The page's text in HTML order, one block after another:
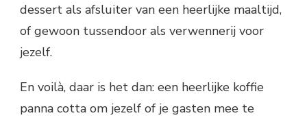
dessert als afsluiter van een heerlijke maaltijd,
of gewoon tussendoor als verwennerij voor
jezelf.
En voilà, daar is het dan: een heerlijke koffie
panna cotta om jezelf of je gasten mee te